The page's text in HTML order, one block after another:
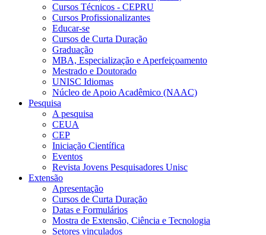
Cursos Técnicos - CEPRU
Cursos Profissionalizantes
Educar-se
Cursos de Curta Duração
Graduação
MBA, Especialização e Aperfeiçoamento
Mestrado e Doutorado
UNISC Idiomas
Núcleo de Apoio Acadêmico (NAAC)
Pesquisa
A pesquisa
CEUA
CEP
Iniciação Científica
Eventos
Revista Jovens Pesquisadores Unisc
Extensão
Apresentação
Cursos de Curta Duração
Datas e Formulários
Mostra de Extensão, Ciência e Tecnologia
Setores vinculados